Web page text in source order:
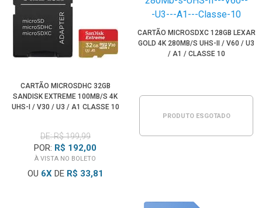
CARTÃO MICROSDHC 32GB
SANDISK EXTREME 100MB/S 4K
UHS-I / V30 / U3 / A1 CLASSE 10
DE: R$ 199,99
POR: R$ 192,00
À VISTA NO BOLETO
OU 6XDE R$ 33,81
CARTÃO MICROSDXC 128GB LEXAR
GOLD 4K 280MB/S UHS-II / V60 / U3
/ A1 / CLASSE 10
PRODUTO ESGOTADO